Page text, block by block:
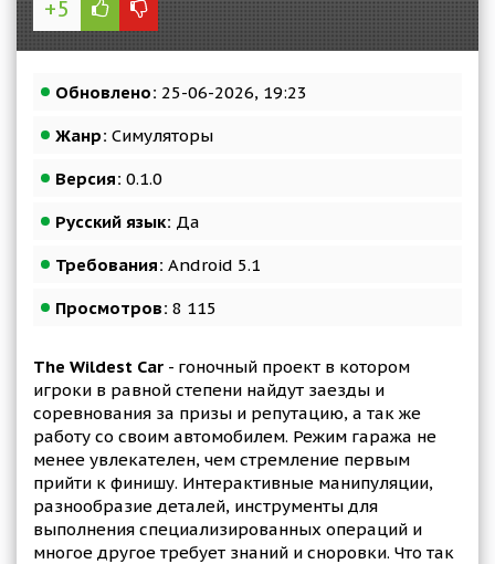
+5
Обновлено: 25-06-2026, 19:23
Жанр: Симуляторы
Версия: 0.1.0
Русский язык: Да
Требования: Android 5.1
Просмотров: 8 115
The Wildest Car - гоночный проект в котором
игроки в равной степени найдут заезды и
соревнования за призы и репутацию, а так же
работу со своим автомобилем. Режим гаража не
менее увлекателен, чем стремление первым
прийти к финишу. Интерактивные манипуляции,
разнообразие деталей, инструменты для
выполнения специализированных операций и
многое другое требует знаний и сноровки. Что так